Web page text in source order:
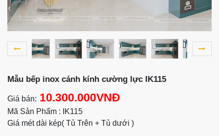
Mẫu bếp inox cánh kính cường lực IK115
Giá bán: 10.300.000VNĐ
Mã Sản Phẩm : IK115
Giá mét dài kép( Tủ Trên + Tủ dưới )